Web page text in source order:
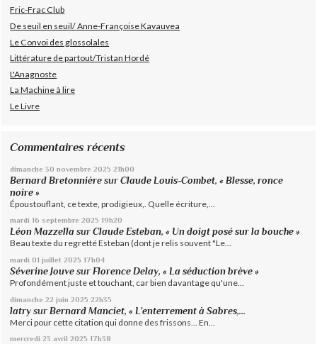
Fric-Frac Club
De seuil en seuil/ Anne-Françoise Kavauvea
Le Convoi des glossolales
Littérature de partout/Tristan Hordé
L'Anagnoste
La Machine à lire
Le Livre
Commentaires récents
dimanche 30 novembre 2025 21h00
Bernard Bretonnière surClaude Louis-Combet, « Blesse, ronce
noire »
Époustouflant, ce texte, prodigieux,. Quelle écriture,...
mardi 16 septembre 2025 19h20
Léon Mazzella surClaude Esteban, « Un doigt posé sur la bouche »
Beau texte du regretté Esteban (dont je relis souvent "Le...
mardi 01 juillet 2025 17h04
Séverine Jouve surFlorence Delay, « La séduction brève »
Profondément juste et touchant, car bien davantage qu'une...
dimanche 22 juin 2025 22h35
latry surBernard Manciet, « L’enterrement à Sabres,...
Merci pour cette citation qui donne des frissons... En...
mercredi 23 avril 2025 17h38